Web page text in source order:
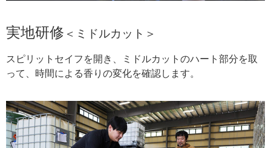
実地研修 ＜ミドルカット ＞
スピリットセイフを開き、ミドルカットのハート部分を取
って、時間による香りの変化を確認します。